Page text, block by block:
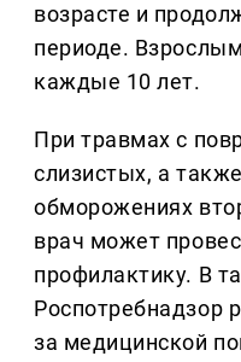
возрасте и
периоде.
каждые 10 лет.
При травмах с
слизистых, а
обморожениях
врач может
профилактику. В
Роспотребнадзор
за медицинской